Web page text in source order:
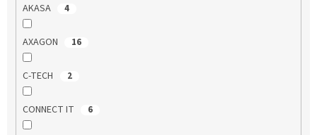
AKASA 4
AXAGON 16
C-TECH 2
CONNECT IT 6